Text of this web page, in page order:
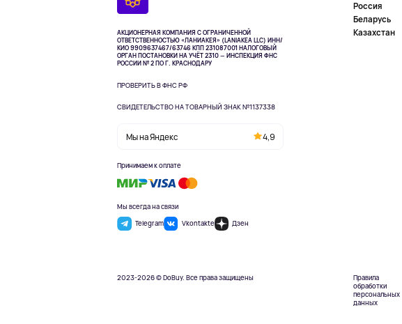
АКЦИОНЕРНАЯ КОМПАНИЯ С ОГРАНИЧЕННОЙ
ОТВЕТСТВЕННОСТЬЮ «ЛАНИАКЕЯ» (LANIAKEA LLC) ИНН/
КИО 9909637467/63746 КПП 231087001НАЛОГОВЫЙ
ОРГАН ПОСТАНОВКИ НА УЧЁТ 2310 — ИНСПЕКЦИЯ ФНС
РОССИИ № 2 ПО Г. КРАСНОДАРУ
ПРОВЕРИТЬ В ФНС РФ
СВИДЕТЕЛЬСТВО НА ТОВАРНЫЙ ЗНАК №1137338
Мы на Яндекс 4,9
Принимаем к оплате
Мы всегда на связи
Telegram
Vkontakte Дзен
Россия
Беларусь
Казахстан
2023-2026 © DoBuy. Все права защищены
Правила
обработки
персональных
данных